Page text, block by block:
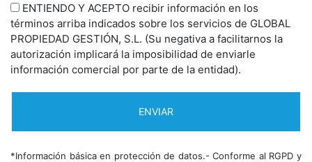
ENTIENDO Y ACEPTO recibir información en los
términos arriba indicados sobre los servicios de GLOBAL
PROPIEDAD GESTIÓN, S.L. (Su negativa a facilitarnos la
autorización implicará la imposibilidad de enviarle
información comercial por parte de la entidad).
*Información básica en protección de datos.- Conforme al RGPD y